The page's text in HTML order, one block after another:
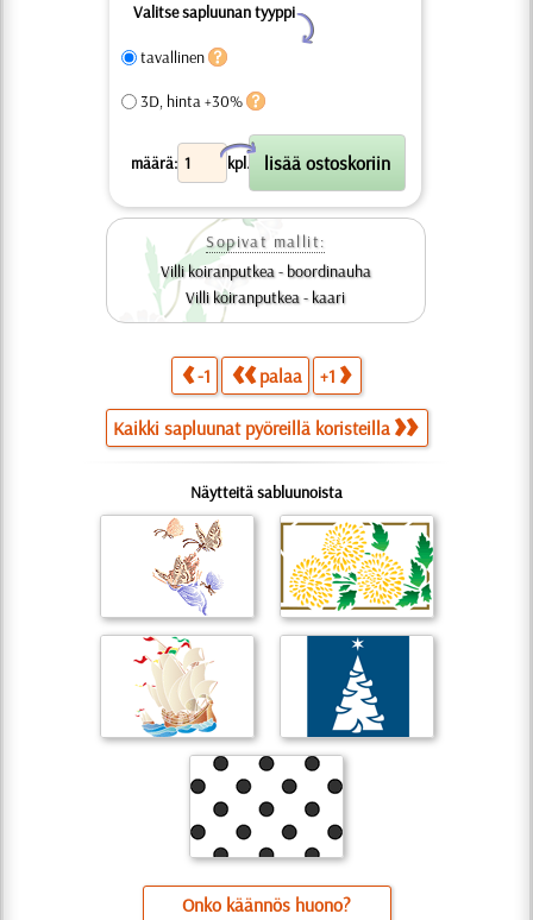
Valitse sapluunan tyyppi
Y
tavallinen
3D, hinta +30%
määrä: kpl.
X
Sopivat mallit:
Villi koiranputkea - boordinauha
Villi koiranputkea - kaari
-1 palaa +1
Kaikki sapluunat pyöreillä koristeilla
Näytteitä sabluunoista
Onko käännös huono?